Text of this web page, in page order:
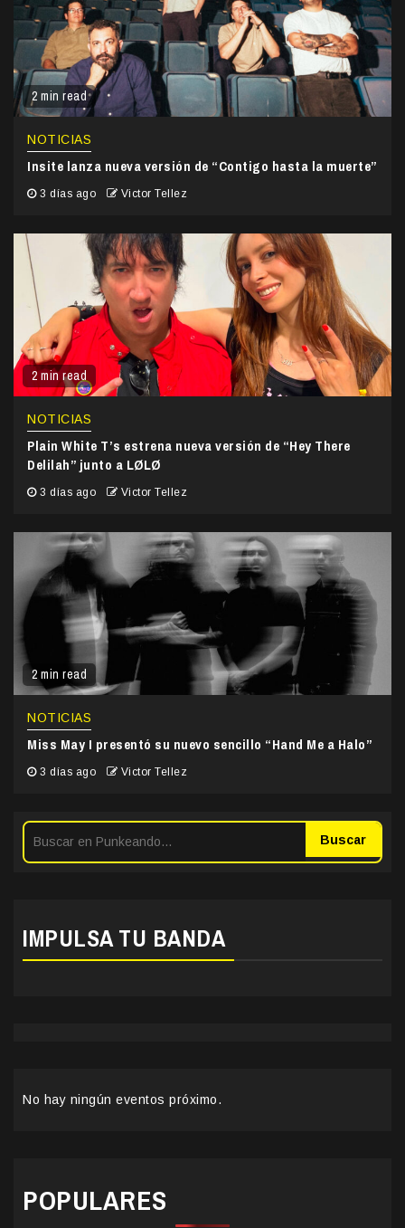
2 min read
NOTICIAS
Insite lanza nueva versión de “Contigo hasta la muerte”
3 días ago Victor Tellez
2 min read
NOTICIAS
Plain White T’s estrena nueva versión de “Hey There
Delilah” junto a LØLØ
3 días ago Victor Tellez
2 min read
NOTICIAS
Miss May I presentó su nuevo sencillo “Hand Me a Halo”
3 días ago Victor Tellez
Buscar
IMPULSA TU BANDA
No hay ningún eventos próximo.
POPULARES